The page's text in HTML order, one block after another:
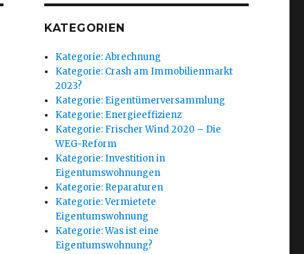
KATEGORIEN
Kategorie: Abrechnung
Kategorie: Crash am Immobilienmarkt
2023?
Kategorie: Eigentümerversammlung
Kategorie: Energieeffizienz
Kategorie: Frischer Wind 2020 – Die
WEG-Reform
Kategorie: Investition in
Eigentumswohnungen
Kategorie: Reparaturen
Kategorie: Vermietete
Eigentumswohnung
Kategorie: Was ist eine
Eigentumswohnung?